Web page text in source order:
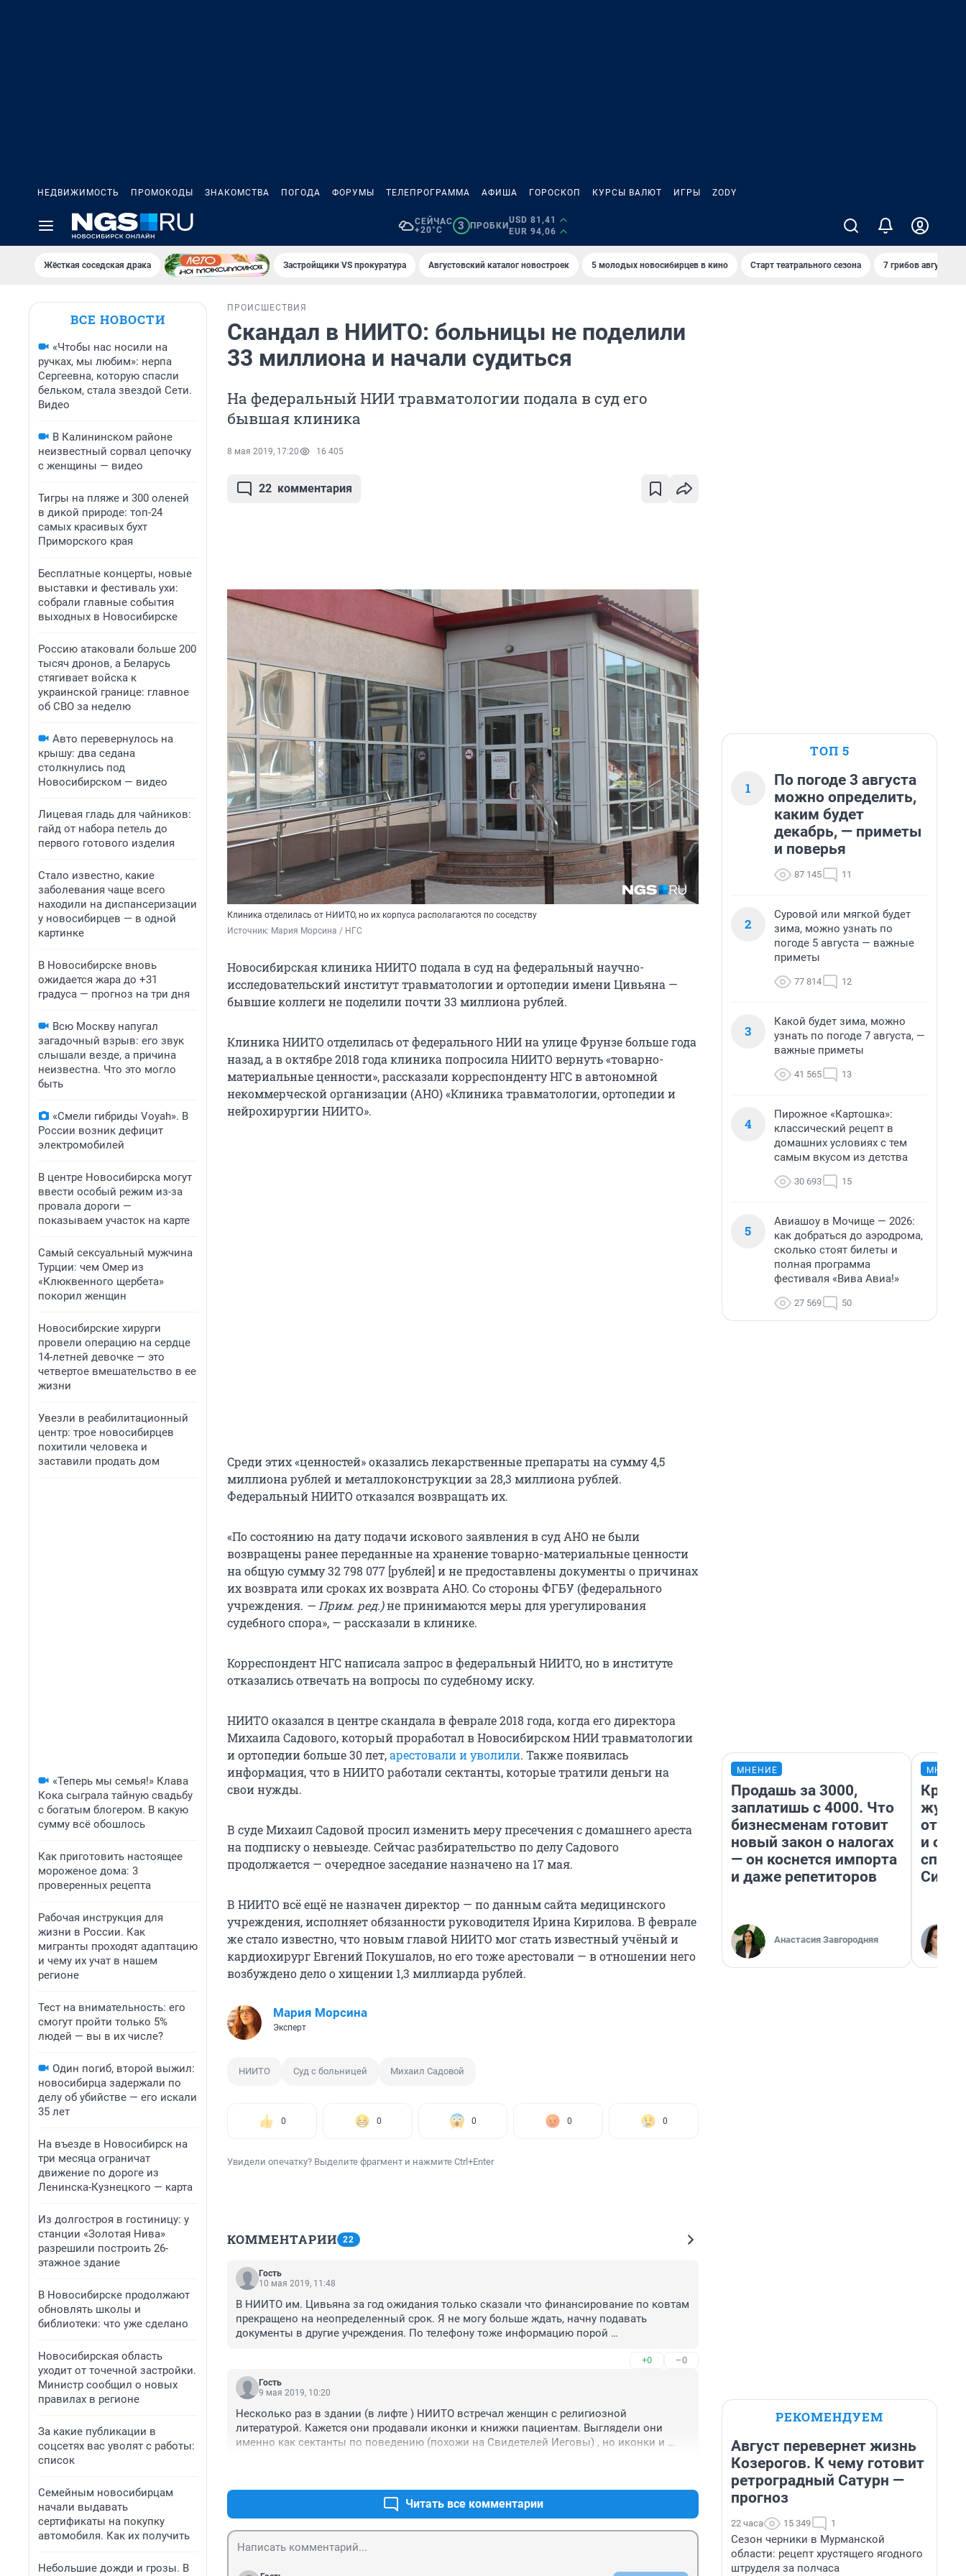
НЕДВИЖИМОСТЬ ПРОМОКОДЫ ЗНАКОМСТВА ПОГОДА ФОРУМЫ ТЕЛЕПРОГРАММА АФИША ГОРОСКОП КУРСЫ ВАЛЮТ ИГРЫ ZODY
СЕЙЧАС
+20°C
3 ПРОБКИ
USD 81,41
EUR 94,06
Жёсткая соседская драка Застройщики VS прокуратура Августовский каталог новостроек 5 молодых новосибирцев в кино Старт театрального сезона 7 грибов августа
ВСЕ НОВОСТИ
«Чтобы нас носили на
ручках, мы любим»: нерпа
Сергеевна, которую спасли
бельком, стала звездой Сети.
Видео
В Калининском районе
неизвестный сорвал цепочку
с женщины — видео
Тигры на пляже и 300 оленей
в дикой природе: топ-24
самых красивых бухт
Приморского края
Бесплатные концерты, новые
выставки и фестиваль ухи:
собрали главные события
выходных в Новосибирске
Россию атаковали больше 200
тысяч дронов, а Беларусь
стягивает войска к
украинской границе: главное
об СВО за неделю
Авто перевернулось на
крышу: два седана
столкнулись под
Новосибирском — видео
Лицевая гладь для чайников:
гайд от набора петель до
первого готового изделия
Стало известно, какие
заболевания чаще всего
находили на диспансеризации
у новосибирцев — в одной
картинке
В Новосибирске вновь
ожидается жара до +31
градуса — прогноз на три дня
Всю Москву напугал
загадочный взрыв: его звук
слышали везде, а причина
неизвестна. Что это могло
быть
«Смели гибриды Voyah». В
России возник дефицит
электромобилей
В центре Новосибирска могут
ввести особый режим из-за
провала дороги —
показываем участок на карте
Самый сексуальный мужчина
Турции: чем Омер из
«Клюквенного щербета»
покорил женщин
Новосибирские хирурги
провели операцию на сердце
14-летней девочке — это
четвертое вмешательство в ее
жизни
Увезли в реабилитационный
центр: трое новосибирцев
похитили человека и
заставили продать дом
«Теперь мы семья!» Клава
Кока сыграла тайную свадьбу
с богатым блогером. В какую
сумму всё обошлось
Как приготовить настоящее
мороженое дома: 3
проверенных рецепта
Рабочая инструкция для
жизни в России. Как
мигранты проходят адаптацию
и чему их учат в нашем
регионе
Тест на внимательность: его
смогут пройти только 5%
людей — вы в их числе?
Один погиб, второй выжил:
новосибирца задержали по
делу об убийстве — его искали
35 лет
На въезде в Новосибирск на
три месяца ограничат
движение по дороге из
Ленинска-Кузнецкого — карта
Из долгостроя в гостиницу: у
станции «Золотая Нива»
разрешили построить 26-
этажное здание
В Новосибирске продолжают
обновлять школы и
библиотеки: что уже сделано
Новосибирская область
уходит от точечной застройки.
Министр сообщил о новых
правилах в регионе
За какие публикации в
соцсетях вас уволят с работы:
список
Семейным новосибирцам
начали выдавать
сертификаты на покупку
автомобиля. Как их получить
Небольшие дожди и грозы. В
ПРОИСШЕСТВИЯ
Скандал в НИИТО: больницы не поделили
33 миллиона и начали судиться
На федеральный НИИ травматологии подала в суд его
бывшая клиника
8 мая 2019, 17:20 16 405
22 комментария
Клиника отделилась от НИИТО, но их корпуса располагаются по соседству
Источник: Мария Морсина / НГС
Новосибирская клиника НИИТО подала в суд на федеральный научно-
исследовательский институт травматологии и ортопедии имени Цивьяна —
бывшие коллеги не поделили почти 33 миллиона рублей.
Клиника НИИТО отделилась от федерального НИИ на улице Фрунзе больше года
назад, а в октябре 2018 года клиника попросила НИИТО вернуть «товарно-
материальные ценности», рассказали корреспонденту НГС в автономной
некоммерческой организации (АНО) «Клиника травматологии, ортопедии и
нейрохирургии НИИТО».
Среди этих «ценностей» оказались лекарственные препараты на сумму 4,5
миллиона рублей и металлоконструкции за 28,3 миллиона рублей.
Федеральный НИИТО отказался возвращать их.
«По состоянию на дату подачи искового заявления в суд АНО не были
возвращены ранее переданные на хранение товарно-материальные ценности
на общую сумму 32 798 077 [рублей] и не предоставлены документы о причинах
их возврата или сроках их возврата АНО. Со стороны ФГБУ (федерального
учреждения. — Прим. ред.)не принимаются меры для урегулирования
судебного спора», — рассказали в клинике.
Корреспондент НГС написала запрос в федеральный НИИТО, но в институте
отказались отвечать на вопросы по судебному иску.
НИИТО оказался в центре скандала в феврале 2018 года, когда его директора
Михаила Садового, который проработал в Новосибирском НИИ травматологии
и ортопедии больше 30 лет,арестовали и уволили. Также появилась
информация, что в НИИТО работали сектанты, которые тратили деньги на
свои нужды.
В суде Михаил Садовой просил изменить меру пресечения с домашнего ареста
на подписку о невыезде. Сейчас разбирательство по делу Садового
продолжается — очередное заседание назначено на 17 мая.
В НИИТО всё ещё не назначен директор — по данным сайта медицинского
учреждения, исполняет обязанности руководителя Ирина Кирилова. В феврале
же стало известно, что новым главой НИИТО мог стать известный учёный и
кардиохирург Евгений Покушалов, но его тоже арестовали — в отношении него
возбуждено дело о хищении 1,3 миллиарда рублей.
Мария Морсина
Эксперт
НИИТО Суд с больницей Михаил Садовой
0 0 0 0 0
Увидели опечатку? Выделите фрагмент и нажмите Ctrl+Enter
КОММЕНТАРИИ 22
Гость
10 мая 2019, 11:48
В НИИТО им. Цивьяна за год ожидания только сказали что финансирование по ковтам
прекращено на неопределенный срок. Я не могу больше ждать, начну подавать
документы в другие учреждения. По телефону тоже информацию порой
+0 –0
Гость
9 мая 2019, 10:20
Несколько раз в здании (в лифте ) НИИТО встречал женщин с религиозной
литературой. Кажется они продавали иконки и книжки пациентам. Выглядели они
именно как сектанты по поведению (похожи на Свидетелей Иеговы) , но иконки и
впечатление осталось. Прямо как цыгане - погадаю за деньги. Второй аспект -
заплатил около 50 тысяч по квитанциям за бесполезные терапевтические прцедуры,
пришлось после этого поехать в облбольницу, где две инъекции в сустав пальца сняли
проблему навсегда (сделал главврач или завотделением). Это уровень НИИТО. Пусть
судятся пауки в банке.
Читать все комментарии
ТОП 5
1
По погоде 3 августа
можно определить,
каким будет
декабрь, — приметы
и поверья
87 145 11
2
Суровой или мягкой будет
зима, можно узнать по
погоде 5 августа — важные
приметы
77 814 12
3
Какой будет зима, можно
узнать по погоде 7 августа, —
важные приметы
41 565 13
4
Пирожное «Картошка»:
классический рецепт в
домашних условиях с тем
самым вкусом из детства
30 693 15
5
Авиашоу в Мочище — 2026:
как добраться до аэродрома,
сколько стоят билеты и
полная программа
фестиваля «Вива Авиа!»
27 569 50
МНЕНИЕ
Продашь за 3000,
заплатишь с 4000. Что
бизнесменам готовит
новый закон о налогах
— он коснется импорта
и даже репетиторов
Анастасия Завгородняя
и
РЕКОМЕНДУЕМ
Август перевернет жизнь
Козерогов. К чему готовит
ретроградный Сатурн —
прогноз
22 часа 15 349 1
Сезон черники в Мурманской
области: рецепт хрустящего ягодного
штруделя за полчаса